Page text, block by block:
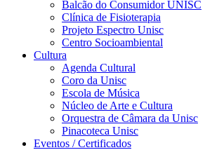
Balcão do Consumidor UNISC
Clínica de Fisioterapia
Projeto Espectro Unisc
Centro Socioambiental
Cultura
Agenda Cultural
Coro da Unisc
Escola de Música
Núcleo de Arte e Cultura
Orquestra de Câmara da Unisc
Pinacoteca Unisc
Eventos / Certificados